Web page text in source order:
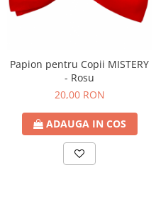
Papion pentru Copii MISTERY
- Rosu
20,00 RON
ADAUGA IN COS